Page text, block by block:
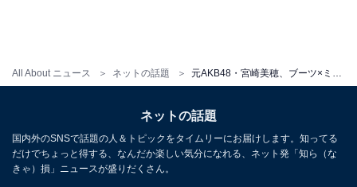
All About ニュース ネットの話題
ネットの話題
国内外のSNSで話題の人＆トピックをタイムリーにお届けします。知ってる
だけでちょっと得する、なんだか楽しい気分になれる、ネット発「知ら（な
きゃ）損」ニュースが盛りだくさん。